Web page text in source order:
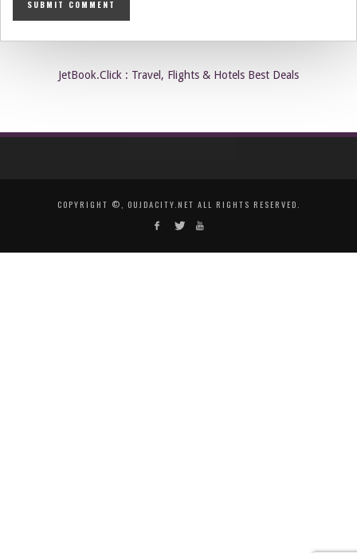
JetBook.Click : Travel, Flights & Hotels Best Deals
COPYRIGHT ©, OUJDACITY.NET ALL RIGHTS RESERVED.